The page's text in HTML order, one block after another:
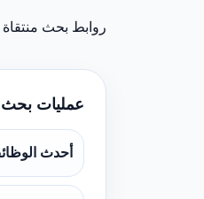
روابط بحث
عمليات
أحدث